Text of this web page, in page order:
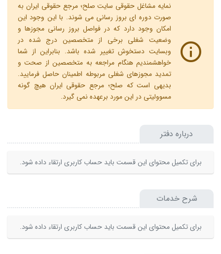
نمایه مشاغل حقوقی سایت صلح؛ مرجع حقوقی ایران به
صورت دوره ای بروز رسانی می شوند. با این وجود این
امکان وجود دارد که در فواصل بروز رسانی مجوزها و
وضعیت شغلی برخی از متخصصین درج شده در
وبسایت دستخوش تغییر شده باشد. بنابراین از شما
خواهشمندیم هنگام مراجعه به متخصصین از صحت و
تمدید مجوزهای شغلی مربوطه اطمینان حاصل فرمایید.
بدیهی است که صلح؛ مرجع حقوقی ایران هیچ گونه
مسوولیتی در این مورد برعهده نمی گیرد.
درباره دفتر
برای تکمیل محتوای این قسمت باید حساب کاربری ارتقاء داده شود.
شرح خدمات
برای تکمیل محتوای این قسمت باید حساب کاربری ارتقاء داده شود.